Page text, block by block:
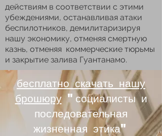
действиям в соответствии с этими
убеждениями, останавливая атаки
беспилотников, демилитаризируя
нашу экономику, отменяя смертную
казнь, отменяя коммерческие тюрьмы
и закрытие залива Гуантанамо.
бесплатно скачать нашу
брошюру"социалисты и
последовательная
жизненная этика"